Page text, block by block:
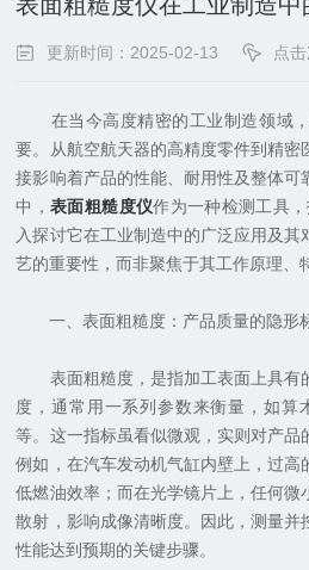
更新时间：2025-02-13 点
在当今高度精密的工业制造领域，
要。从航空航天器的高精度零件到精密
接影响着产品的性能、耐用性及整体可
中，表面粗糙度仪作为一种检测工具
入探讨它在工业制造中的广泛应用及
艺的重要性，而非聚焦于其工作原理、
一、表面粗糙度：产品质量的隐形
表面粗糙度，是指加工表面上具有
度，通常用一系列参数来衡量，如算
等。这一指标虽看似微观，实则对产品
例如，在汽车发动机气缸内壁上，过高
低燃油效率；而在光学镜片上，任何微
散射，影响成像清晰度。因此，测量并
性能达到预期的关键步骤。